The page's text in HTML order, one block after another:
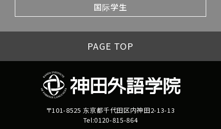
国际学生
PAGE TOP
〒101-8525 东京都千代田区内神田2-13-13
Tel:0120-815-864